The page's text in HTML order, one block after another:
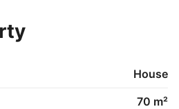
pr. mdr. og aconto vand kr.
House
70 m²